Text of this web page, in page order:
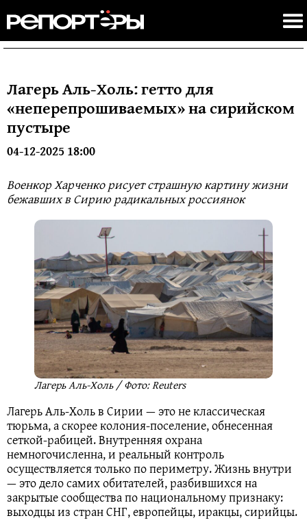
Лагерь Аль-Холь: гетто для
«неперепрошиваемых» на сирийском
пустыре
04-12-2025 18:00
Военкор Харченко рисует страшную картину жизни
бежавших в Сирию радикальных россиянок
Лагерь Аль-Холь / Фото: Reuters
Лагерь Аль-Холь в Сирии — это не классическая
тюрьма, а скорее колония-поселение, обнесенная
сеткой-рабицей. Внутренняя охрана
немногочисленна, и реальный контроль
осуществляется только по периметру. Жизнь внутри
— это дело самих обитателей, разбившихся на
закрытые сообщества по национальному признаку:
выходцы из стран СНГ, европейцы, иракцы, сирийцы.